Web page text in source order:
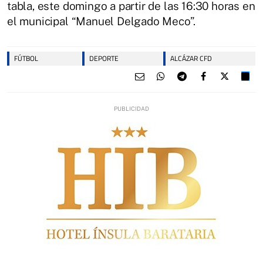
tabla, este domingo a partir de las 16:30 horas en
el municipal “Manuel Delgado Meco”.
FÚTBOL DEPORTE ALCÁZAR CFD